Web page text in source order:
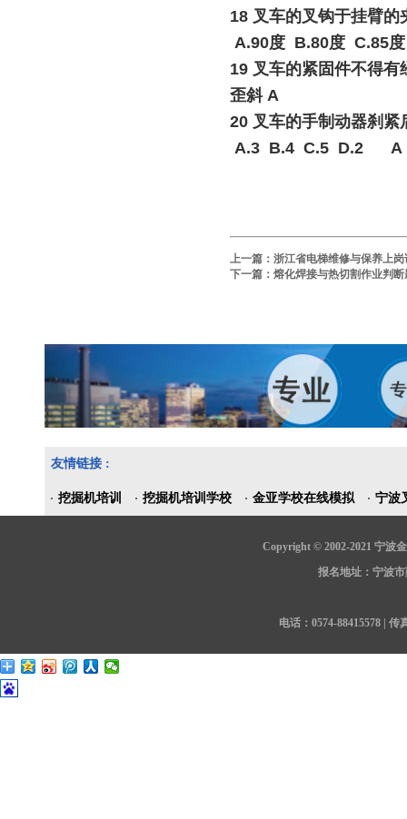
18 叉车的叉钩于挂臂
A.90度 B.80度 C.85
19 叉车的紧固件不得
歪斜 A
20 叉车的手制动器刹
A.3 B.4 C.5 D.2 A
上一篇：浙江省电梯维修与保养上
下一篇：熔化焊接与热切割作业判断
友情链接 :
挖掘机培训 挖掘机培训学校 金亚学校在线模拟 宁波
Copyright © 2002-2021 宁波
报名地址：宁波
电话：0574-88415578 | 传